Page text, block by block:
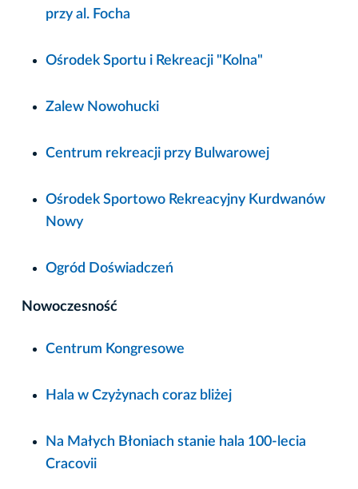
przy al. Focha
Ośrodek Sportu i Rekreacji "Kolna"
Zalew Nowohucki
Centrum rekreacji przy Bulwarowej
Ośrodek Sportowo Rekreacyjny Kurdwanów
Nowy
Ogród Doświadczeń
Nowoczesność
Centrum Kongresowe
Hala w Czyżynach coraz bliżej
Na Małych Błoniach stanie hala 100-lecia
Cracovii